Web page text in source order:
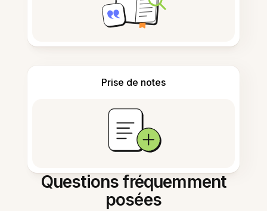
Prise de notes
Questions fréquemment
posées